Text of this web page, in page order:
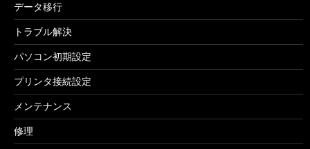
データ移行
トラブル解決
パソコン初期設定
プリンタ接続設定
メンテナンス
修理